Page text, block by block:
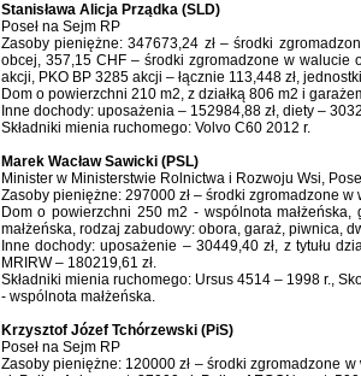
Stanisława Alicja Prządka (SLD)
Poseł na Sejm RP
Zasoby pieniężne: 347673,24 zł – środki
obcej, 357,15 CHF – środki zgromadzone w walucie
akcji, PKO BP 3285 akcji – łącznie 113,448 zł,
Dom o powierzchni 210 m2, z działką 806 m2 i
Inne dochody: uposażenia – 152984,88 zł, diety –
Składniki mienia ruchomego: Volvo C60 2012 r.
Marek Wacław Sawicki (PSL)
Minister w Ministerstwie Rolnictwa i Rozwoju Wsi,
Zasoby pieniężne: 297000 zł – środki zgromadzone w
Dom o powierzchni 250 m2 - wspólnota
małżeńska, rodzaj zabudowy: obora, garaż, piwnica,
Inne dochody: uposażenie – 30449,40 zł, z tytułu
MRIRW – 180219,61 zł.
Składniki mienia ruchomego: Ursus 4514 – 1998 r.,
- wspólnota małżeńska.
Krzysztof Józef Tchórzewski (PiS)
Poseł na Sejm RP
Zasoby pieniężne: 120000 zł – środki zgromadzone